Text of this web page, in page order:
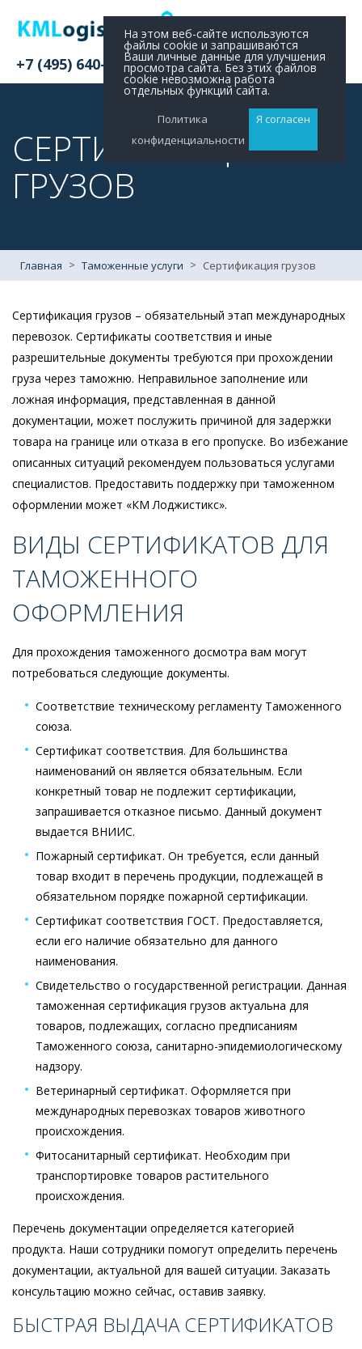
+7 (495) 640-11-48
СЕРТИФИКАЦИЯ
ГРУЗОВ
Главная > Таможенные услуги > Сертификация грузов
Сертификация грузов – обязательный этап международных
перевозок. Сертификаты соответствия и иные
разрешительные документы требуются при прохождении
груза через таможню. Неправильное заполнение или
ложная информация, представленная в данной
документации, может послужить причиной для задержки
товара на границе или отказа в его пропуске. Во избежание
описанных ситуаций рекомендуем пользоваться услугами
специалистов. Предоставить поддержку при таможенном
оформлении может «КМ Лоджистикс».
ВИДЫ СЕРТИФИКАТОВ ДЛЯ
ТАМОЖЕННОГО
ОФОРМЛЕНИЯ
Для прохождения таможенного досмотра вам могут
потребоваться следующие документы.
Соответствие техническому регламенту Таможенного
союза.
Сертификат соответствия. Для большинства
наименований он является обязательным. Если
конкретный товар не подлежит сертификации,
запрашивается отказное письмо. Данный документ
выдается ВНИИС.
Пожарный сертификат. Он требуется, если данный
товар входит в перечень продукции, подлежащей в
обязательном порядке пожарной сертификации.
Сертификат соответствия ГОСТ. Предоставляется,
если его наличие обязательно для данного
наименования.
Свидетельство о государственной регистрации. Данная
таможенная сертификация грузов актуальна для
товаров, подлежащих, согласно предписаниям
Таможенного союза, санитарно-эпидемиологическому
надзору.
Ветеринарный сертификат. Оформляется при
международных перевозках товаров животного
происхождения.
Фитосанитарный сертификат. Необходим при
транспортировке товаров растительного
происхождения.
Перечень документации определяется категорией
продукта. Наши сотрудники помогут определить перечень
документации, актуальной для вашей ситуации. Заказать
консультацию можно сейчас, оставив заявку.
БЫСТРАЯ ВЫДАЧА СЕРТИФИКАТОВ
На этом веб-сайте используются
файлы cookie и запрашиваются
Ваши личные данные для улучшения
просмотра сайта. Без этих файлов
cookie невозможна работа
отдельных функций сайта.
Политика
конфиденциальности
Я согласен